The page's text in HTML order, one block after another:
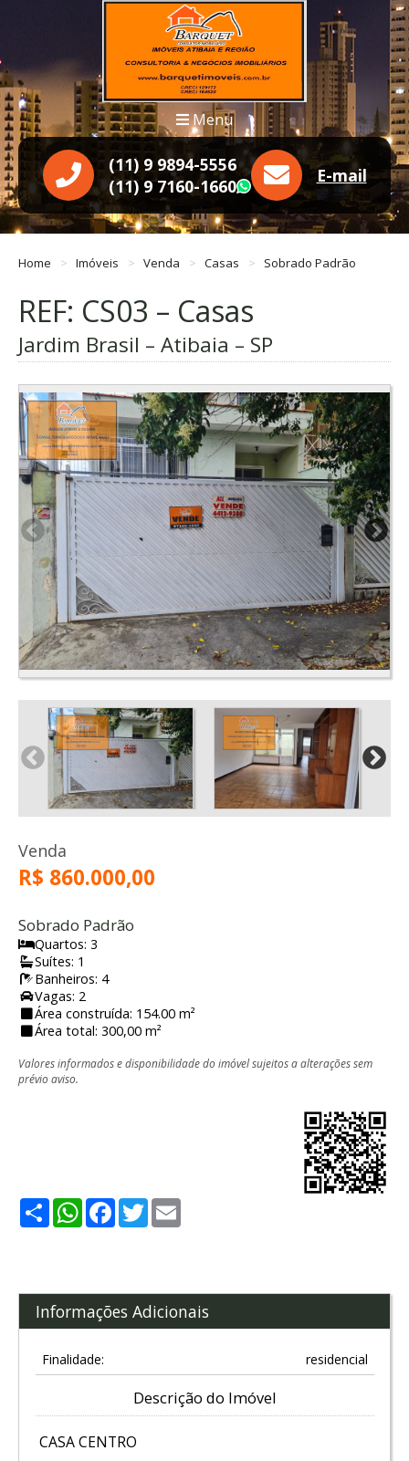
Menu
(11) 9 9894-5556
(11) 9 7160-1660
WhatsApp
E-mail
Home Imóveis Venda Casas Sobrado Padrão
REF: CS03 – Casas
Jardim Brasil – Atibaia – SP
Venda
R$ 860.000,00
Sobrado Padrão
Quartos: 3
Suítes: 1
Banheiros: 4
Vagas: 2
Área construída: 154.00 m²
Área total: 300,00 m²
Valores informados e disponibilidade do imóvel sujeitos a alterações sem
prévio aviso.
ShareWhatsApp
Facebook
Twitter
Informações Adicionais
Finalidade: residencial
Descrição do Imóvel
CASA CENTRO